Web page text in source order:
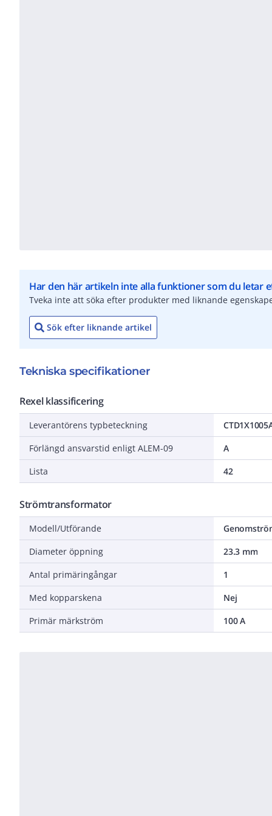
Har den här artikeln inte alla funktioner som du letar
Tveka inte att söka efter produkter med liknande
Sök efter liknande artikel
Tekniska specifikationer
Rexel klassificering
Leverantörens typbeteckning
Förlängd ansvarstid enligt ALEM-09
A
Lista
42
Strömtransformator
Modell/Utförande
Diameter öppning
23.3 mm
Antal primäringångar
1
Med kopparskena
Nej
Primär märkström
100 A